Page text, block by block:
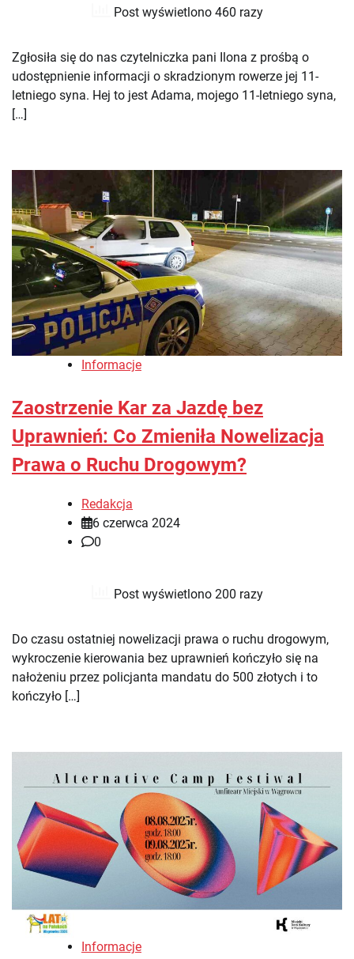
Post wyświetlono 460 razy
Zgłosiła się do nas czytelniczka pani Ilona z prośbą o
udostępnienie informacji o skradzionym rowerze jej 11-
letniego syna. Hej to jest Adama, mojego 11-letniego syna,
[…]
Informacje
Zaostrzenie Kar za Jazdę bez
Uprawnień: Co Zmieniła Nowelizacja
Prawa o Ruchu Drogowym?
Redakcja
6 czerwca 2024
0
Post wyświetlono 200 razy
Do czasu ostatniej nowelizacji prawa o ruchu drogowym,
wykroczenie kierowania bez uprawnień kończyło się na
nałożeniu przez policjanta mandatu do 500 złotych i to
kończyło […]
Informacje